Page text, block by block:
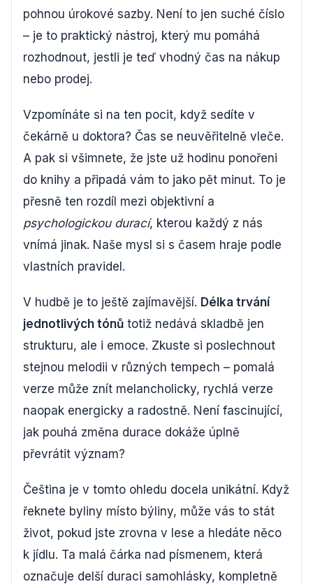
pohnou úrokové sazby. Není to jen suché číslo
– je to praktický nástroj, který mu pomáhá
rozhodnout, jestli je teď vhodný čas na nákup
nebo prodej.
Vzpomínáte si na ten pocit, když sedíte v
čekárně u doktora? Čas se neuvěřitelně vleče.
A pak si všimnete, že jste už hodinu ponořeni
do knihy a připadá vám to jako pět minut. To je
přesně ten rozdíl mezi objektivní a
psychologickou durací, kterou každý z nás
vnímá jinak. Naše mysl si s časem hraje podle
vlastních pravidel.
V hudbě je to ještě zajímavější. Délka trvání
jednotlivých tónů totiž nedává skladbě jen
strukturu, ale i emoce. Zkuste si poslechnout
stejnou melodii v různých tempech – pomalá
verze může znít melancholicky, rychlá verze
naopak energicky a radostně. Není fascinující,
jak pouhá změna durace dokáže úplně
převrátit význam?
Čeština je v tomto ohledu docela unikátní. Když
řeknete byliny místo býliny, může vás to stát
život, pokud jste zrovna v lese a hledáte něco
k jídlu. Ta malá čárka nad písmenem, která
označuje delší duraci samohlásky, kompletně